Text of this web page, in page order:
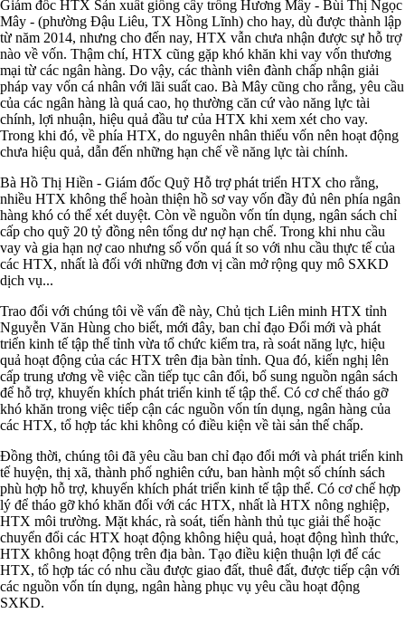
Giám đốc HTX Sản xuất giống cây trồng Hương Mây - Bùi Thị Ngọc
Mây - (phường Đậu Liêu, TX Hồng Lĩnh) cho hay, dù được thành lập
từ năm 2014, nhưng cho đến nay, HTX vẫn chưa nhận được sự hỗ trợ
nào về vốn. Thậm chí, HTX cũng gặp khó khăn khi vay vốn thương
mại từ các ngân hàng. Do vậy, các thành viên đành chấp nhận giải
pháp vay vốn cá nhân với lãi suất cao. Bà Mây cũng cho rằng, yêu cầu
của các ngân hàng là quá cao, họ thường căn cứ vào năng lực tài
chính, lợi nhuận, hiệu quả đầu tư của HTX khi xem xét cho vay.
Trong khi đó, về phía HTX, do nguyên nhân thiếu vốn nên hoạt động
chưa hiệu quả, dẫn đến những hạn chế về năng lực tài chính.
Bà Hồ Thị Hiền - Giám đốc Quỹ Hỗ trợ phát triển HTX cho rằng,
nhiều HTX không thể hoàn thiện hồ sơ vay vốn đầy đủ nên phía ngân
hàng khó có thể xét duyệt. Còn về nguồn vốn tín dụng, ngân sách chỉ
cấp cho quỹ 20 tỷ đồng nên tổng dư nợ hạn chế. Trong khi nhu cầu
vay và gia hạn nợ cao nhưng số vốn quá ít so với nhu cầu thực tế của
các HTX, nhất là đối với những đơn vị cần mở rộng quy mô SXKD
dịch vụ...
Trao đổi với chúng tôi về vấn đề này, Chủ tịch Liên minh HTX tỉnh
Nguyễn Văn Hùng cho biết, mới đây, ban chỉ đạo Đổi mới và phát
triển kinh tế tập thể tỉnh vừa tổ chức kiểm tra, rà soát năng lực, hiệu
quả hoạt động của các HTX trên địa bàn tỉnh. Qua đó, kiến nghị lên
cấp trung ương về việc cần tiếp tục cân đối, bổ sung nguồn ngân sách
để hỗ trợ, khuyến khích phát triển kinh tế tập thể. Có cơ chế tháo gỡ
khó khăn trong việc tiếp cận các nguồn vốn tín dụng, ngân hàng của
các HTX, tổ hợp tác khi không có điều kiện về tài sản thế chấp.
Đồng thời, chúng tôi đã yêu cầu ban chỉ đạo đổi mới và phát triển kinh
tế huyện, thị xã, thành phố nghiên cứu, ban hành một số chính sách
phù hợp hỗ trợ, khuyến khích phát triển kinh tế tập thể. Có cơ chế hợp
lý để tháo gỡ khó khăn đối với các HTX, nhất là HTX nông nghiệp,
HTX môi trường. Mặt khác, rà soát, tiến hành thủ tục giải thể hoặc
chuyển đổi các HTX hoạt động không hiệu quả, hoạt động hình thức,
HTX không hoạt động trên địa bàn. Tạo điều kiện thuận lợi để các
HTX, tổ hợp tác có nhu cầu được giao đất, thuê đất, được tiếp cận với
các nguồn vốn tín dụng, ngân hàng phục vụ yêu cầu hoạt động
SXKD.